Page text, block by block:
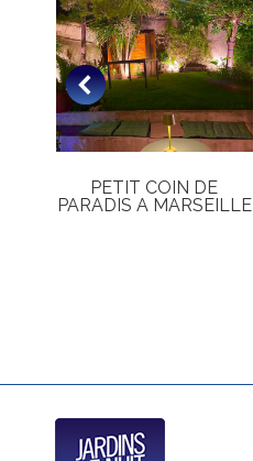
PETIT COIN DE
PARADIS A MARSEILLE